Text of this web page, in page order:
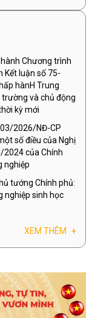
Chương trình
Kết luận số 75-
hànH Trung
trường và chủ động
kỳ mới
2026/NĐ-CP
số điều của Nghị
của Chính
nghiệp
tướng Chính phủ:
nghiệp sinh học
XEM THÊM +